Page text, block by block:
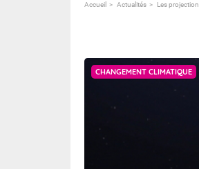
Accueil Actualités Les
CHANGEMENT CLIMATIQUE